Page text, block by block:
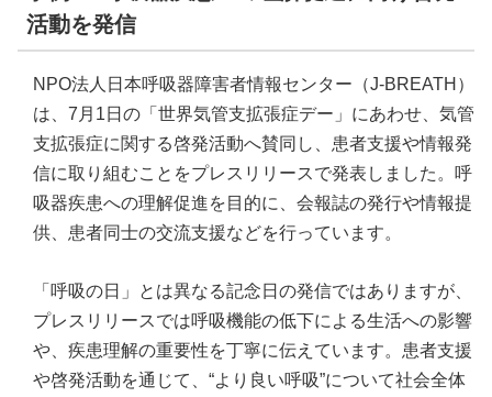
活動を発信
NPO法人日本呼吸器障害者情報センター（J-BREATH）
は、7月1日の「世界気管支拡張症デー」にあわせ、気管
支拡張症に関する啓発活動へ賛同し、患者支援や情報発
信に取り組むことをプレスリリースで発表しました。呼
吸器疾患への理解促進を目的に、会報誌の発行や情報提
供、患者同士の交流支援などを行っています。
「呼吸の日」とは異なる記念日の発信ではありますが、
プレスリリースでは呼吸機能の低下による生活への影響
や、疾患理解の重要性を丁寧に伝えています。患者支援
や啓発活動を通じて、“より良い呼吸”について社会全体